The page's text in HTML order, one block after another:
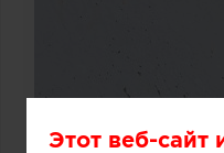
Этот веб-сайт